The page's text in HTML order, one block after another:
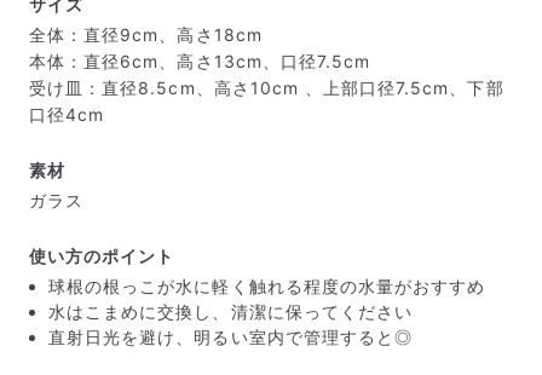
写真と同じものが届く？
商品ページに掲載している写真は、実際にお届けする商
サイズ
全体：直径9cm、高さ18cm
本体：直径6cm、高さ13cm、口径7.5cm
受け皿：直径8.5cm、高さ10cm 、上部口径7.5cm、下部
口径4cm
素材
ガラス
使い方のポイント
球根の根っこが水に軽く触れる程度の水量がおすすめ
水はこまめに交換し、清潔に保ってください
直射日光を避け、明るい室内で管理すると◎